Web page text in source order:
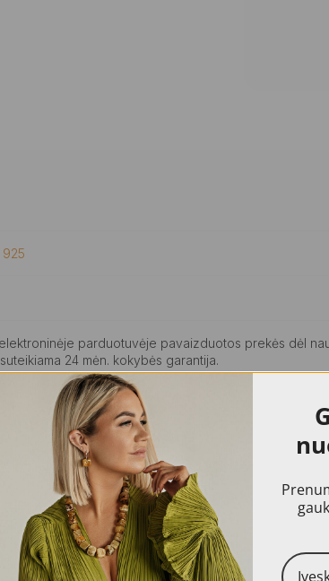
parduotuvėje pavaizduotos prekės dėl
24 mėn. kokybės garantija.